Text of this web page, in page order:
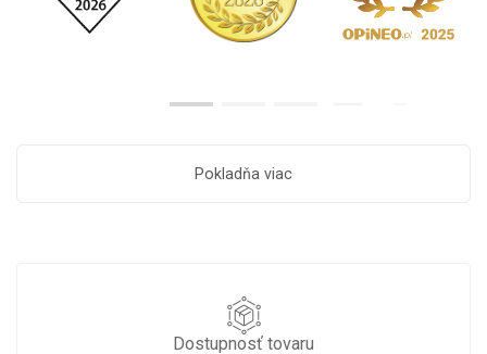
Pokladňa viac
Dostupnosť tovaru